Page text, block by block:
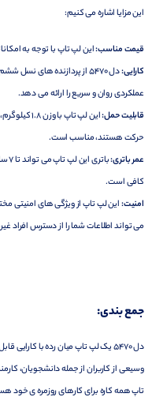
این مزایا اشاره می کنیم:
قیمت مناسب:این لپ تاپ با توجه به
کارایی:
عملکردی روان و سریع را ارائه می دهد.
قابلیت حمل:
این لپ تاپ
حرکت هستند، مناسب است.
عمر باتری:
کافی است.
امنیت:
می تواند اطلاعات شما را از دسترس افراد
جمع بندی:
دل 5470 یک لپ تاپ میان رده با
وسیعی از کاربران از جمله دانشجویان،
تاپ همه کاره برای کارهای روزمره ی خود